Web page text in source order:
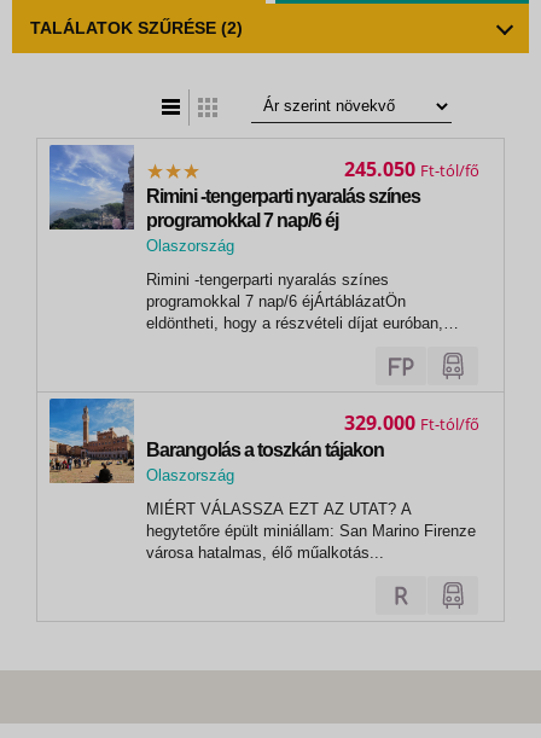
TALÁLATOK SZŰRÉSE (2)
Rimini -tengerparti nyaralás színes
programokkal 7 nap/6 éj
Olaszország
Rimini
Rimini -tengerparti nyaralás színes
programokkal 7 nap/6 éjÁrtáblázatÖn
eldöntheti, hogy a részvételi díjat euróban,
nyaralás színes programokkal 7 nap/6 éj 2026
reggelivel (vacsora felár ellenében)
245.050 Ft
Barangolás a toszkán tájakon
Olaszország
Assisi
MIÉRT VÁLASSZA EZT AZ UTAT? A
hegytetőre épült miniállam: San Marino Firenze
városa hatalmas, élő műalkotás...
329.000 Ft